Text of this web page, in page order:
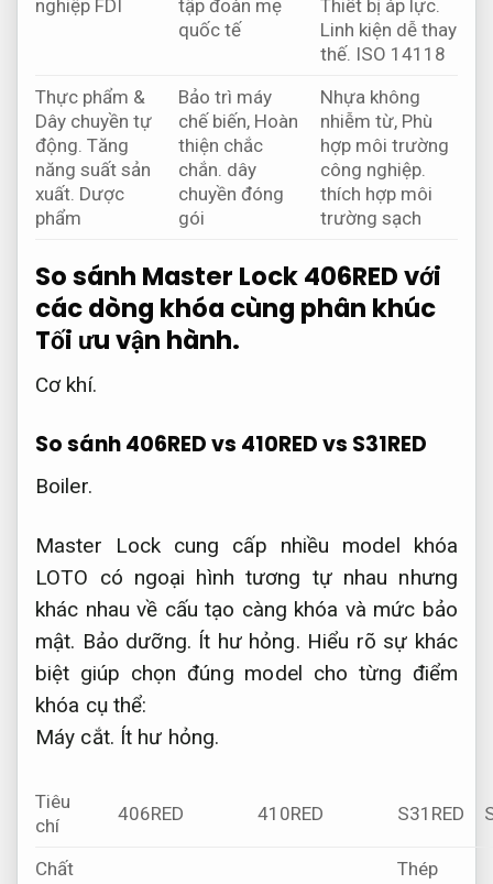
nghiệp FDI
tập đoàn mẹ
quốc tế
Thiết bị áp lực.
Linh kiện dễ thay
thế. ISO 14118
Thực phẩm &
Dây chuyền tự
động. Tăng
năng suất sản
xuất. Dược
phẩm
Bảo trì máy
chế biến, Hoàn
thiện chắc
chắn. dây
chuyền đóng
gói
Nhựa không
nhiễm từ, Phù
hợp môi trường
công nghiệp.
thích hợp môi
trường sạch
So sánh Master Lock 406RED với
các dòng khóa cùng phân khúc
Tối ưu vận hành.
Cơ khí.
So sánh 406RED vs 410RED vs S31RED
Boiler.
Master Lock cung cấp nhiều model khóa
LOTO có ngoại hình tương tự nhau nhưng
khác nhau về cấu tạo càng khóa và mức bảo
mật. Bảo dưỡng. Ít hư hỏng. Hiểu rõ sự khác
biệt giúp chọn đúng model cho từng điểm
khóa cụ thể:
Máy cắt. Ít hư hỏng.
Tiêu
chí
406RED 410RED S31RED
Chất
Thép